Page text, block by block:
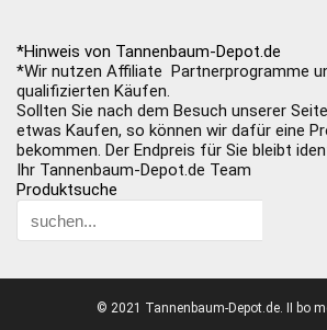
*Hinweis von Tannenbaum-Depot.de
*Wir nutzen Affiliate Partnerprogramme
qualifizierten Käufen.
Sollten Sie nach dem Besuch unserer
etwas Kaufen, so können wir dafür eine
bekommen. Der Endpreis für Sie bleibt
Ihr Tannenbaum-Depot.de Team
Produktsuche
© 2021 Tannenbaum-Depot.de. II bo